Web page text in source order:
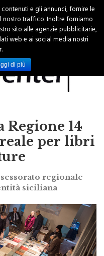
Regione 14
per libri
regionale
e gli annunci, fornire le
nostro traffico. Inoltre forniamo
sito alle agenzie pubblicitarie,
web e ai social media nostri
di più